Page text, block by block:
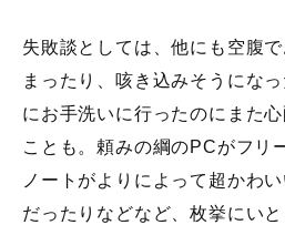
失敗談としては、他にも空腹
まったり、咳き込みそうにな
にお手洗いに行ったのにまた
ことも。頼みの綱のPCがフリ
ノートがよりによって超かわ
だったりなどなど、枚挙にいと